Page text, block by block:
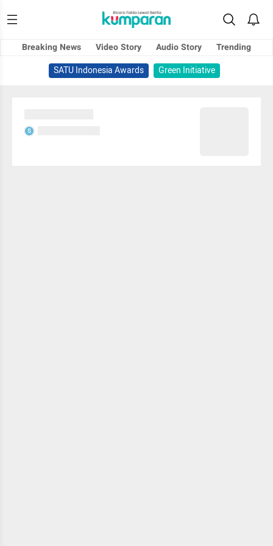
Breaking News Video Story Audio Story
Trending
SATU Indonesia Awards
Green Initiative
S